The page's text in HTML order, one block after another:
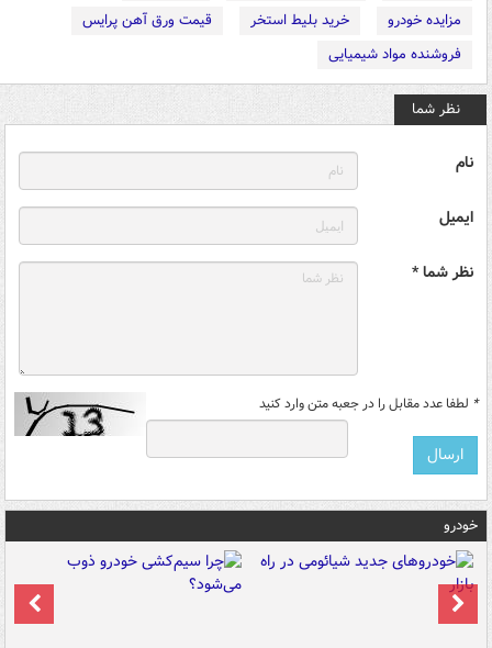
مزایده خودرو
خرید بلیط استخر
قیمت ورق آهن پرایس
فروشنده مواد شیمیایی
نظر شما
نام
ایمیل
نظر شما *
* لطفا عدد مقابل را در جعبه متن وارد کنید
خودرو